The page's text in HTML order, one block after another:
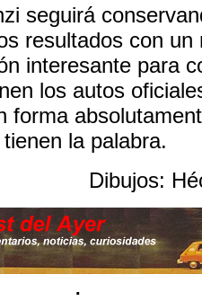
seguirá
resultados con un
interesante para
los autos
forma
la palabra.
Dibujos:
.